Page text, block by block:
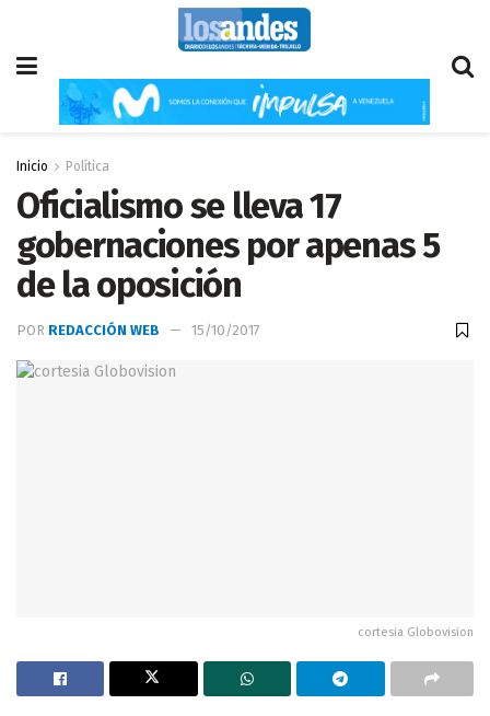
Inicio Política
Oficialismo se lleva 17
gobernaciones por apenas 5
de la oposición
POR REDACCIÓN WEB 15/10/2017
cortesia Globovision